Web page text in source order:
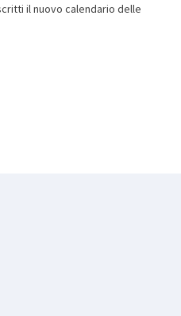
il nuovo calendario delle